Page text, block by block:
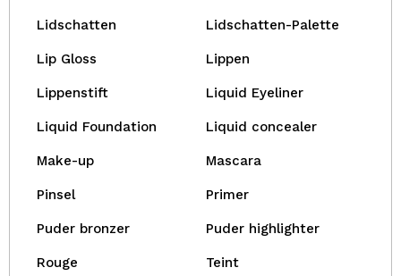
Lidschatten Lidschatten-Palette
Lip Gloss Lippen
Lippenstift Liquid Eyeliner
Liquid Foundation Liquid concealer
Make-up Mascara
Pinsel Primer
Puder bronzer Puder highlighter
Rouge Teint